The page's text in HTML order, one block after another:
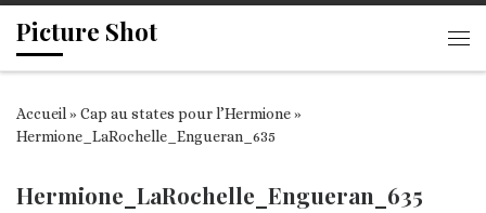
Passer au contenu
Picture Shot
Accueil» Cap au states pour l’Hermione»
Hermione_LaRochelle_Engueran_635
Hermione_LaRochelle_Engueran_635